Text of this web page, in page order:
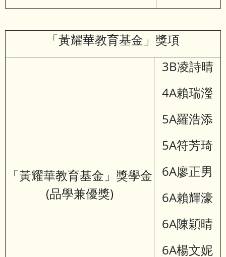
「黃耀華教育基金」獎項
「黃耀華教育基金」獎學金
(品學兼優獎)
3B凌詩晴
4A賴瑞瀅
5A羅浩添
5A符芳琦
6A廖正男
6A賴輝濠
6A陳穎晴
6A楊文妮